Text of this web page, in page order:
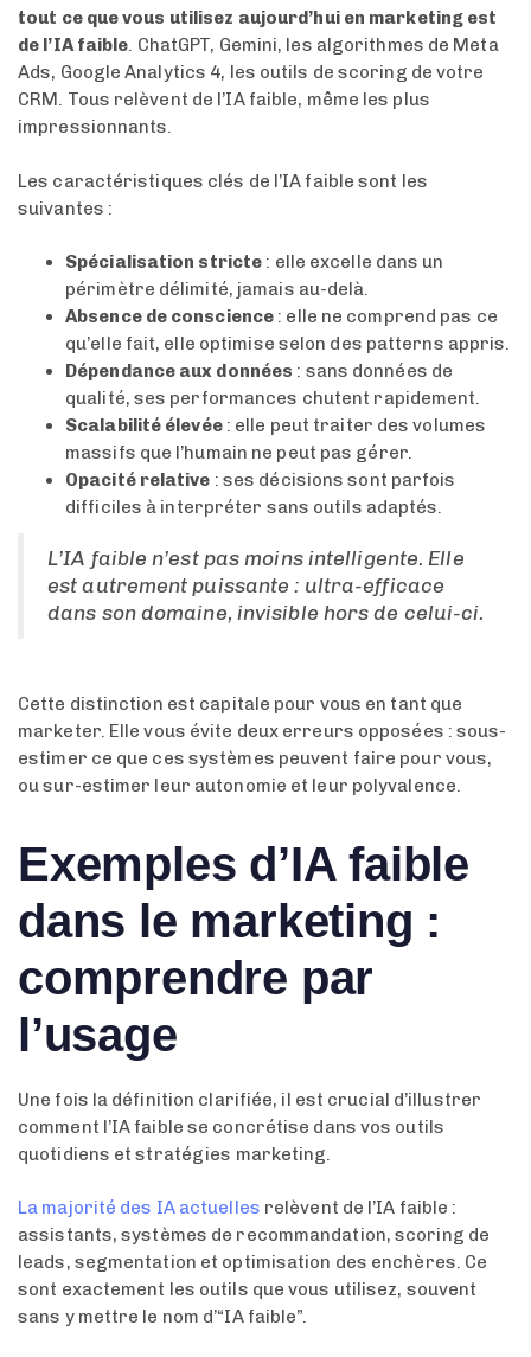
tout ce que vous utilisez aujourd’hui en marketing est
de l’IA faible. ChatGPT, Gemini, les algorithmes de Meta
Ads, Google Analytics 4, les outils de scoring de votre
CRM. Tous relèvent de l’IA faible, même les plus
impressionnants.
Les caractéristiques clés de l’IA faible sont les
suivantes :
Spécialisation stricte : elle excelle dans un
périmètre délimité, jamais au-delà.
Absence de conscience : elle ne comprend pas ce
qu’elle fait, elle optimise selon des patterns appris.
Dépendance aux données : sans données de
qualité, ses performances chutent rapidement.
Scalabilité élevée: elle peut traiter des volumes
massifs que l’humain ne peut pas gérer.
Opacité relative : ses décisions sont parfois
difficiles à interpréter sans outils adaptés.
L’IA faible n’est pas moins intelligente. Elle
est autrement puissante : ultra-efficace
dans son domaine, invisible hors de celui-ci.
Cette distinction est capitale pour vous en tant que
marketer. Elle vous évite deux erreurs opposées : sous-
estimer ce que ces systèmes peuvent faire pour vous,
ou sur-estimer leur autonomie et leur polyvalence.
Exemples d’IA faible
dans le marketing :
comprendre par
l’usage
Une fois la définition clarifiée, il est crucial d’illustrer
comment l’IA faible se concrétise dans vos outils
quotidiens et stratégies marketing.
La majorité des IA actuelles relèvent de l’IA faible :
assistants, systèmes de recommandation, scoring de
leads, segmentation et optimisation des enchères. Ce
sont exactement les outils que vous utilisez, souvent
sans y mettre le nom d’“IA faible”.